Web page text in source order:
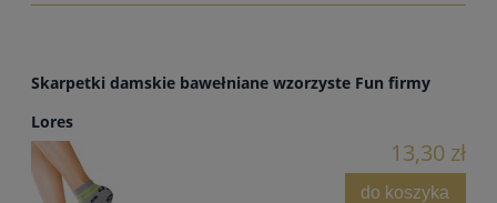
Skarpetki damskie bawełniane wzorzyste Fun firmy
Lores
13,30 zł
do koszyka